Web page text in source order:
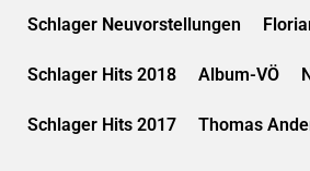
Schlager Neuvorstellungen
Schlager Hits 2018 Album-VÖ
Schlager Hits 2017 Thomas